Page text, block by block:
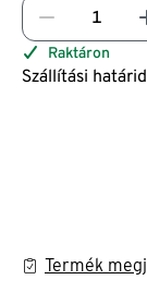
Raktáron
Szállítási
Termék